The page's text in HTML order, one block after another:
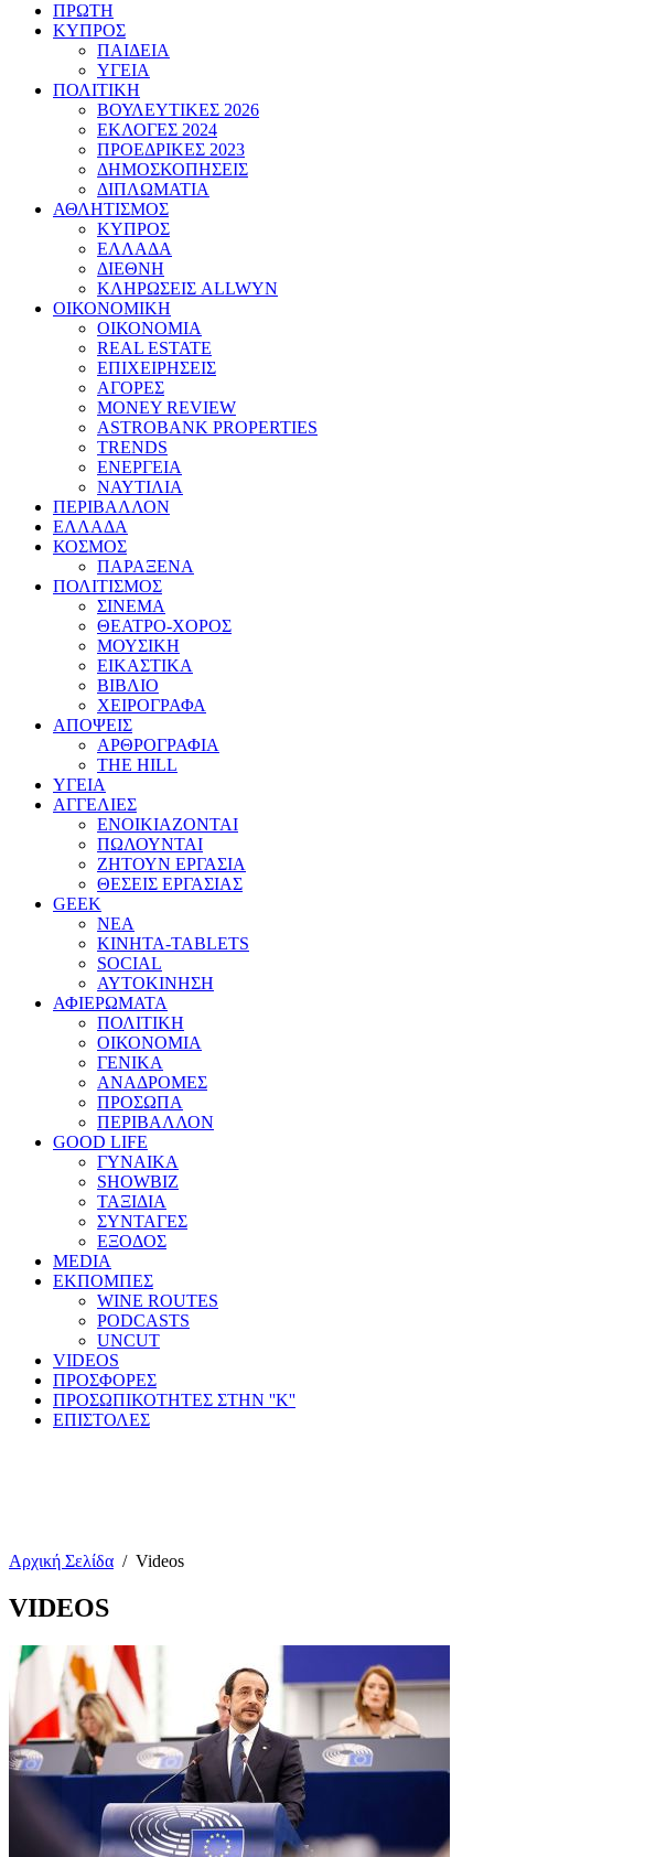
ΠΡΩΤΗ
ΚΥΠΡΟΣ
ΠΑΙΔΕΙΑ
ΥΓΕΙΑ
ΠΟΛΙΤΙΚΗ
ΒΟΥΛΕΥΤΙΚΕΣ 2026
ΕΚΛΟΓΕΣ 2024
ΠΡΟΕΔΡΙΚΕΣ 2023
ΔΗΜΟΣΚΟΠΗΣΕΙΣ
ΔΙΠΛΩΜΑΤΙΑ
ΑΘΛΗΤΙΣΜΟΣ
ΚΥΠΡΟΣ
ΕΛΛΑΔΑ
ΔΙΕΘΝΗ
ΚΛΗΡΩΣΕΙΣ ALLWYN
ΟΙΚΟΝΟΜΙΚΗ
ΟΙΚΟΝΟΜΙΑ
REAL ESTATE
ΕΠΙΧΕΙΡΗΣΕΙΣ
ΑΓΟΡΕΣ
MONEY REVIEW
ASTROBANK PROPERTIES
TRENDS
ΕΝΕΡΓΕΙΑ
ΝΑΥΤΙΛΙΑ
ΠΕΡΙΒΑΛΛΟΝ
ΕΛΛΑΔΑ
ΚΟΣΜΟΣ
ΠΑΡΑΞΕΝΑ
ΠΟΛΙΤΙΣΜΟΣ
ΣΙΝΕΜΑ
ΘΕΑΤΡΟ-ΧΟΡΟΣ
ΜΟΥΣΙΚΗ
ΕΙΚΑΣΤΙΚΑ
ΒΙΒΛΙΟ
ΧΕΙΡΟΓΡΑΦΑ
ΑΠΟΨΕΙΣ
ΑΡΘΡΟΓΡΑΦΙΑ
THE HILL
ΥΓΕΙΑ
ΑΓΓΕΛΙΕΣ
ΕΝΟΙΚΙΑΖΟΝΤΑΙ
ΠΩΛΟΥΝΤΑΙ
ΖΗΤΟΥΝ ΕΡΓΑΣΙΑ
ΘΕΣΕΙΣ ΕΡΓΑΣΙΑΣ
GEEK
ΝΕΑ
ΚΙΝΗΤΑ-TABLETS
SOCIAL
ΑΥΤΟΚΙΝΗΣΗ
ΑΦΙΕΡΩΜΑΤΑ
ΠΟΛΙΤΙΚΗ
ΟΙΚΟΝΟΜΙΑ
ΓΕΝΙΚΑ
ΑΝΑΔΡΟΜΕΣ
ΠΡΟΣΩΠΑ
ΠΕΡΙΒΑΛΛΟΝ
GOOD LIFE
ΓΥΝΑΙΚΑ
SHOWBIZ
ΤΑΞΙΔΙΑ
ΣΥΝΤΑΓΕΣ
ΕΞΟΔΟΣ
MEDIA
ΕΚΠΟΜΠΕΣ
WINE ROUTES
PODCASTS
UNCUT
VIDEOS
ΠΡΟΣΦΟΡΕΣ
ΠΡΟΣΩΠΙΚΟΤΗΤΕΣ ΣΤΗΝ ''Κ''
ΕΠΙΣΤΟΛΕΣ
Αρχική Σελίδα / Videos
VIDEOS